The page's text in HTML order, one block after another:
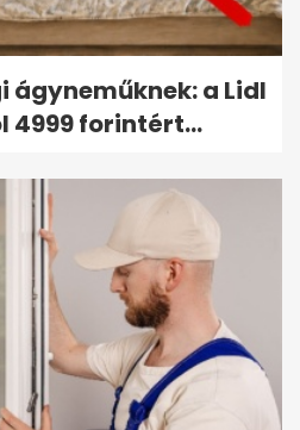
ágyneműknek: a Lidl
4999 forintért...